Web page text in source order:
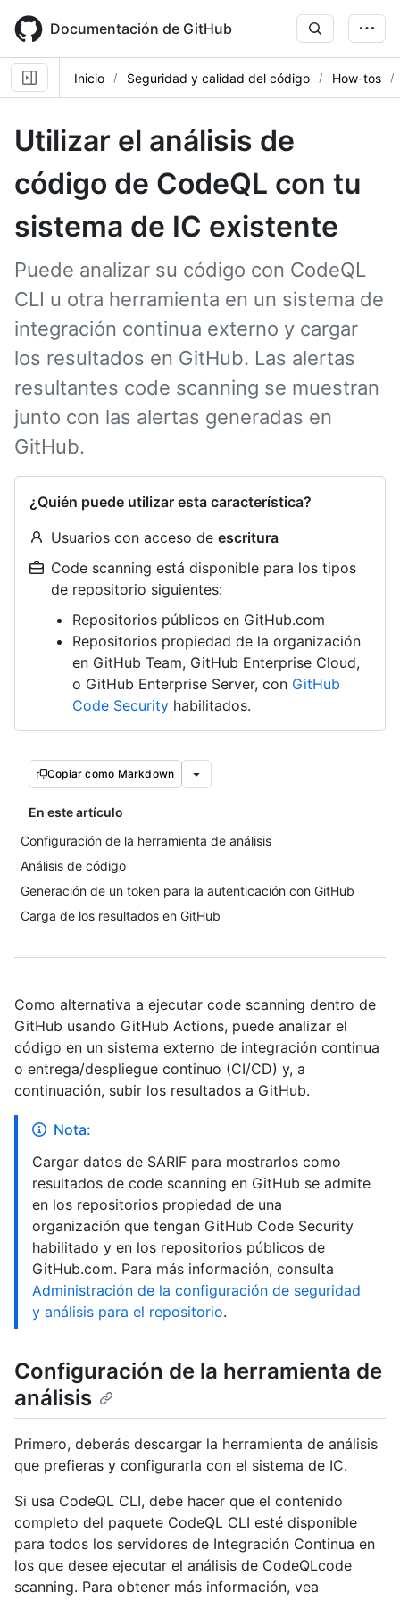
main
content
Documentación de GitHub
Inicio Seguridad y calidad del código How-tos
Utilizar el análisis de
código de CodeQL con tu
sistema de IC existente
Puede analizar su código con CodeQL
CLI u otra herramienta en un sistema de
integración continua externo y cargar
los resultados en GitHub. Las alertas
resultantes code scanning se muestran
junto con las alertas generadas en
GitHub.
¿Quién puede utilizar esta característica?
Usuarios con acceso de escritura
Code scanning está disponible para los tipos
de repositorio siguientes:
Repositorios públicos en GitHub.com
Repositorios propiedad de la organización
en GitHub Team, GitHub Enterprise Cloud,
o GitHub Enterprise Server, con GitHub
Code Security habilitados.
Copiar como Markdown
En este artículo
Configuración de la herramienta de análisis
Análisis de código
Generación de un token para la autenticación con GitHub
Carga de los resultados en GitHub
Como alternativa a ejecutar code scanning dentro de
GitHub usando GitHub Actions, puede analizar el
código en un sistema externo de integración continua
o entrega/despliegue continuo (CI/CD) y, a
continuación, subir los resultados a GitHub.
Nota:
Cargar datos de SARIF para mostrarlos como
resultados de code scanning en GitHub se admite
en los repositorios propiedad de una
organización que tengan GitHub Code Security
habilitado y en los repositorios públicos de
GitHub.com. Para más información, consulta
Administración de la configuración de seguridad
y análisis para el repositorio.
Configuración de la herramienta de
análisis
Primero, deberás descargar la herramienta de análisis
que prefieras y configurarla con el sistema de IC.
Si usa CodeQL CLI, debe hacer que el contenido
completo del paquete CodeQL CLI esté disponible
para todos los servidores de Integración Continua en
los que desee ejecutar el análisis de CodeQLcode
scanning. Para obtener más información, vea